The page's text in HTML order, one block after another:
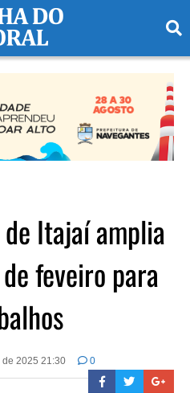
Itajaí amplia
feveiro para
2025 21:30 0